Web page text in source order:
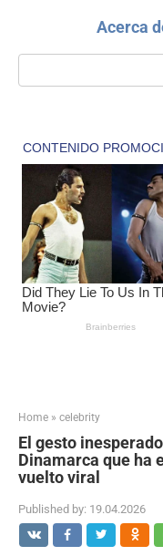
Acerca
Search:
Home » celebrity
El gesto
Dinamarca que ha
vuelto viral
Published by: 19.04.2026